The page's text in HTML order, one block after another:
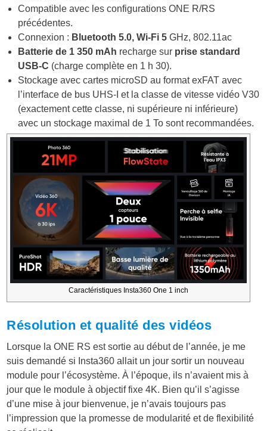
Compatible avec les configurations ONE R/RS
précédentes.
Connexion : Bluetooth 5.0, Wi-Fi 5 GHz, 802.11ac
Batterie de 1 350 mAh recharge sur prise standard
USB-C (charge complète en 1 h 30).
Stockage avec cartes microSD au format exFAT avec
l’interface de bus UHS-I et la classe de vitesse vidéo V30
(exactement cette classe, ni supérieure ni inférieure)
avec un stockage maximal de 1 To sont recommandées.
Caractéristiques Insta360 One 1 inch
Résolution et qualité des vidéos
Lorsque la ONE RS est sortie au début de l’année, je me
suis demandé si Insta360 allait un jour sortir un nouveau
module pour l’écosystème. À l’époque, ils n’avaient mis à
jour que le module à objectif fixe 4K. Bien qu’il s’agisse
d’une mise à jour bienvenue, je n’avais toujours pas
l’impression que la promesse de modularité et de flexibilité